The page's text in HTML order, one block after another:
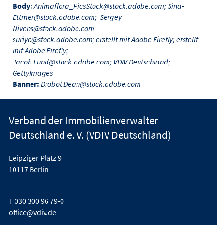
Body: Animaflora_PicsStock@stock.adobe.com; Sina-
Ettmer@stock.adobe.com; Sergey
Nivens@stock.adobe.com
suriyo@stock.adobe.com; erstellt mit Adobe Firefly; erstellt
mit Adobe Firefly;
Jacob Lund@stock.adobe.com; VDIV Deutschland;
GettyImages
Banner: Drobot Dean@stock.adobe.com
Verband der Immobilienverwalter
Deutschland e. V. (VDIV Deutschland)
Leipziger Platz 9
10117 Berlin
T030 300 96 79-0
office@vdiv.de